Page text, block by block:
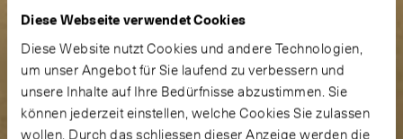
Diese Webseite verwendet Cookies
Diese Website nutzt Cookies und andere Technologien,
um unser Angebot für Sie laufend zu verbessern und
unsere Inhalte auf Ihre Bedürfnisse abzustimmen. Sie
können jederzeit einstellen, welche Cookies Sie zulassen
wollen. Durch das schliessen dieser Anzeige werden die